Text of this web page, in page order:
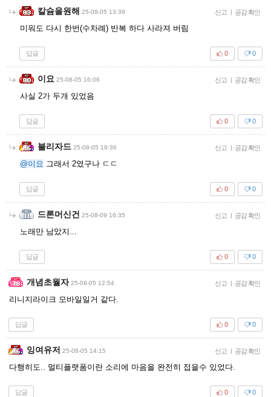
칼슘을원해 25-08-05 13:39 신고 | 공감 확인
미워도 다시 한번(수차례) 반복 하다 사라져 버림
답글 0
0
이요 25-08-05 16:06 신고 | 공감 확인
사실 2가 두개 있었음
답글 0
0
블리자드 25-08-05 19:36 신고 | 공감 확인
@이요 그래서 2였구나 ㄷㄷ
답글 0
0
드론머신건 25-08-09 16:35 신고 | 공감 확인
노래만 남았지...
답글 0
0
개념초월자 25-08-05 12:54 신고 | 공감 확인
리니지라이크 모바일일거 같다.
답글 0
0
잉여유저 25-08-05 14:15 신고 | 공감 확인
다행히도.. 멀티플랫폼이란 소리에 마음을 완전히 접을수 있었다.
답글 0
0